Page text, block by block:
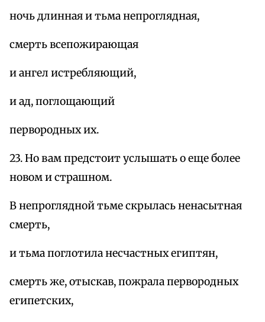
ночь длинная и тьма непроглядная,
смерть всепожирающая
и ангел истребляющий,
и ад, поглощающий
первородных их.
23. Но вам предстоит услышать о еще более
новом и страшном.
В непроглядной тьме скрылась ненасытная
смерть,
и тьма поглотила несчастных египтян,
смерть же, отыскав, пожрала первородных
египетских,